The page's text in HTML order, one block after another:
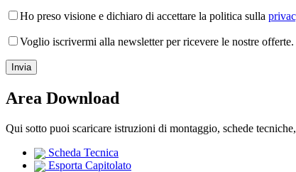
Ho preso visione e dichiaro di accettare la politica sulla
Voglio iscrivermi alla newsletter per ricevere le nostre offerte.
Area Download
Qui sotto puoi scaricare istruzioni di montaggio, schede
Scheda Tecnica
Esporta Capitolato